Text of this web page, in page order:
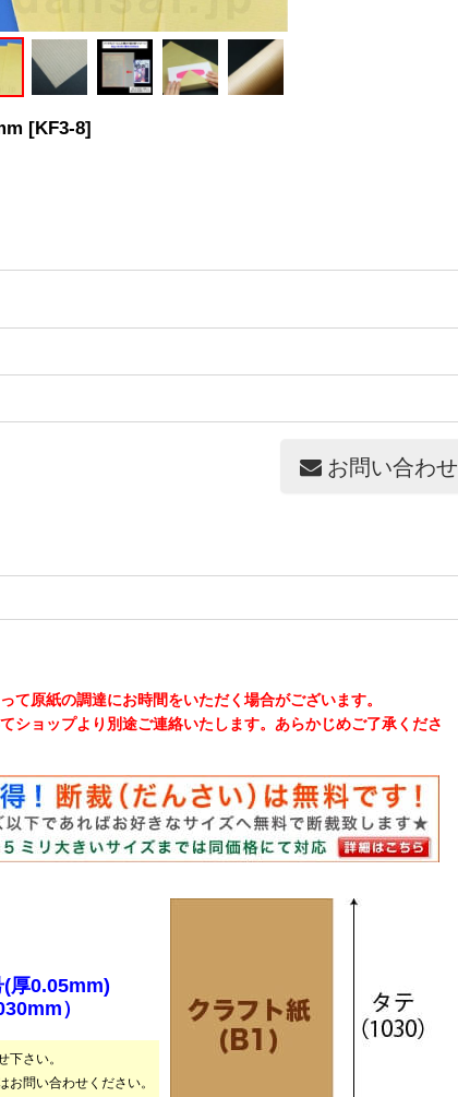
[KF3-8]
お問い合わせ
て原紙の調達にお時間をいただく場合がございます。
ショップより別途ご連絡いたします。あらかじめご了承くださ
厚0.05mm)
）
下さい。
問い合わせください。